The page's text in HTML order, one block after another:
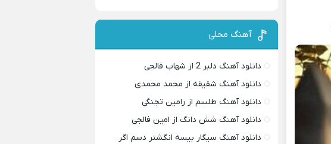
آهنگ محلی
دانلود آهنگ دلبر 2 از شهاب فالجی
دانلود آهنگ شقیقه از محمد محمدی
دانلود آهنگ طلسم از رامین تجنگی
دانلود آهنگ شش دانگ از امین فالجی
دانلود آهنگ سیگار بیسه انگشتر دسم اگر